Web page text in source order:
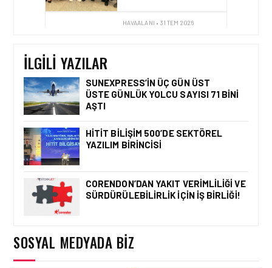
DALAMAN
YARDIMCISI BEKIR
DINKIRCI’DEN KONTROL
KULESI’NE ZIYARET
HAVAALANI • 05 AĞU 2026
İLGILI YAZILAR
SUNEXPRESS’IN ÜÇ GÜN ÜST
ÜSTE GÜNLÜK YOLCU SAYISI 71 BINI
AŞTI
HITIT BILIŞIM 500’DE SEKTÖREL
YAZILIM BIRINCISI
CORENDON’DAN YAKIT VERIMLILIĞI VE
SÜRDÜRÜLEBILIRLIK IÇIN İŞ BIRLIĞI!
SOSYAL MEDYADA BIZ